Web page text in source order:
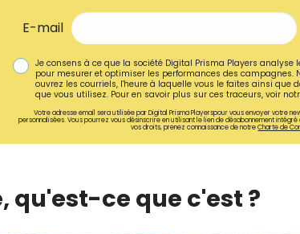
E-mail
Je consens à ce que la société Digital Prisma Players analyse
pour mesurer et optimiser les performances des campagnes.
ouvrez les courriels, l'heure à laquelle vous le faites ainsi que
que vous utilisez. Pour en savoir plus sur ces traceurs, voir
Votre adresse email sera utilisée par Digital Prisma Playerspour vous envoyer votre
personnalisées. Vous pourrez vous désinscrire en utilisant le lien de désabonnement
vos droits, prenez connaissance de notreCharte de
qu'est-ce que c'est ?